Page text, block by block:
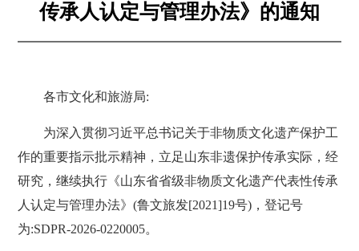
传承人认定与管理办法》的通知
各市文化和旅游局:
为深入贯彻习近平总书记关于非物质文化遗产保护工
作的重要指示批示精神，立足山东非遗保护传承实际，经
研究，继续执行《山东省省级非物质文化遗产代表性传承
人认定与管理办法》(鲁文旅发[2021]19号)，登记号
为:SDPR-2026-0220005。